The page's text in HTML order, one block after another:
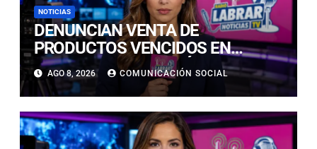
NOTICIAS
DENUNCIAN VENTA DE
PRODUCTOS VENCIDOS EN
LOCALES DE COPIAPÓ:
FISCALIZACIÓN CONFIRMA
HALLAZGOS
AGO 8, 2026 COMUNICACIÓN SOCIAL